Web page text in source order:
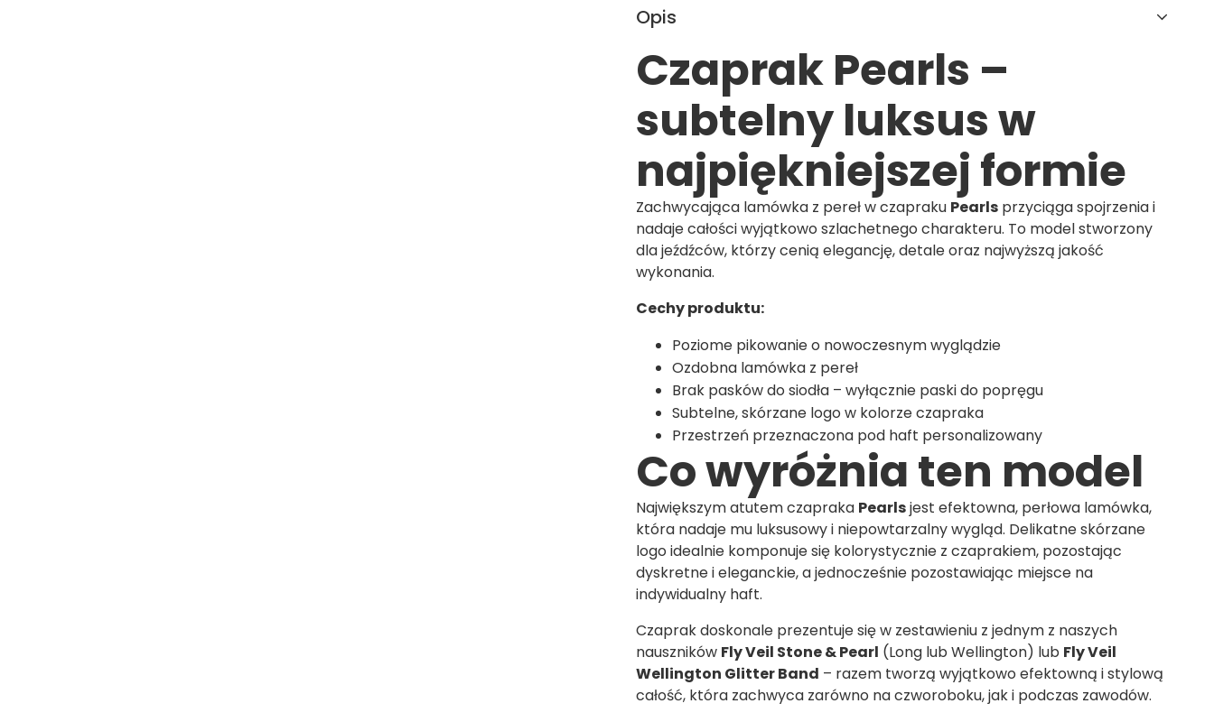
Opis
Czaprak Pearls –
subtelny luksus w
najpiękniejszej formie
Zachwycająca lamówka z pereł w czapraku Pearls przyciąga spojrzenia i
nadaje całości wyjątkowo szlachetnego charakteru. To model stworzony
dla jeźdźców, którzy cenią elegancję, detale oraz najwyższą jakość
wykonania.
Cechy produktu:
Poziome pikowanie o nowoczesnym wyglądzie
Ozdobna lamówka z pereł
Brak pasków do siodła – wyłącznie paski do popręgu
Subtelne, skórzane logo w kolorze czapraka
Przestrzeń przeznaczona pod haft personalizowany
Co wyróżnia ten model
Największym atutem czapraka Pearlsjest efektowna, perłowa lamówka,
która nadaje mu luksusowy i niepowtarzalny wygląd. Delikatne skórzane
logo idealnie komponuje się kolorystycznie z czaprakiem, pozostając
dyskretne i eleganckie, a jednocześnie pozostawiając miejsce na
indywidualny haft.
Czaprak doskonale prezentuje się w zestawieniu z jednym z naszych
nauszników Fly Veil Stone & Pearl (Long lub Wellington) lub Fly Veil
Wellington Glitter Band – razem tworzą wyjątkowo efektowną i stylową
całość, która zachwyca zarówno na czworoboku, jak i podczas zawodów.